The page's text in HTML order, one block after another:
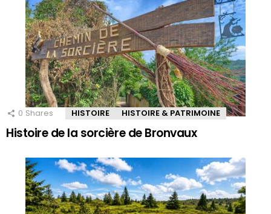
0 Shares HISTOIRE HISTOIRE & PATRIMOINE
Histoire de la sorcière de Bronvaux